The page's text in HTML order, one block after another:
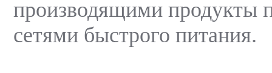
производящими продукты
сетями быстрого питания.